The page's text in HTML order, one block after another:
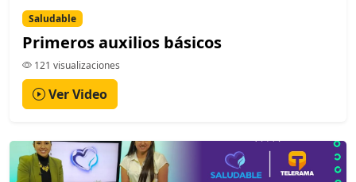
Saludable
Primeros auxilios básicos
121 visualizaciones
Ver Video